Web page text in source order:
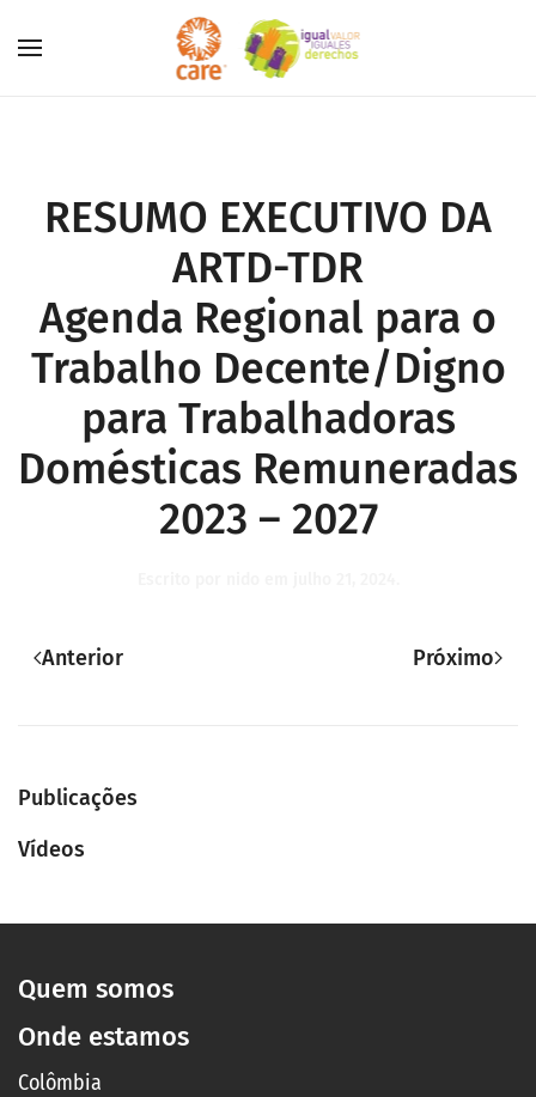
Skip to main content
RESUMO EXECUTIVO DA
ARTD-TDR
Agenda Regional para o
Trabalho Decente/Digno
para Trabalhadoras
Domésticas Remuneradas
2023 – 2027
Anterior Próximo
Publicações
Vídeos
Quem somos
Onde estamos
Colômbia